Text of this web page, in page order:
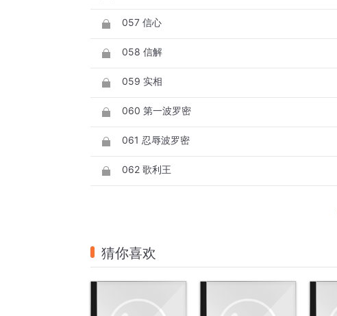
057 信心
058 信解
059 实相
060 第一波罗密
061 忍辱波罗密
062 歌利王
猜你喜欢